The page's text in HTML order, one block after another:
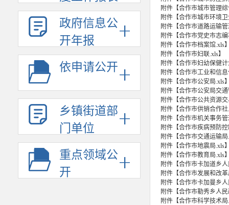
政府信息公
开年报
依申请公开
乡镇街道部
门单位
重点领域公
开
附件【合作市城市管理
附件【合作市城市环境
附件【合作市道路运输
附件【合作市党史市志
附件【合作市档案馆.xls
附件【合作市妇联.xls】
附件【合作市妇幼保健
附件【合作市工业和信
附件【合作市公安局.xls
附件【合作市公安局交
附件【合作市公共资源
附件【合作市供销合作社
附件【合作市机关事务
附件【合作市疾病预防
附件【合作市交通运输局
附件【合作市地震局.xls
附件【合作市教育局.xls
附件【合作市卡加道乡
附件【合作市发展和改革
附件【合作市卡加曼乡
附件【合作市勒秀乡人
附件【合作市科学技术局